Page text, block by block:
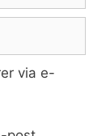
via e-